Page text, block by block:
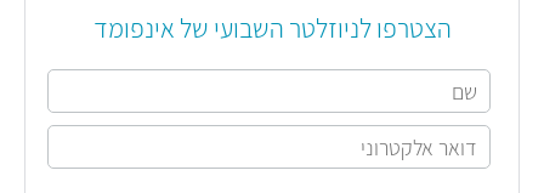
הצטרפו לניוזלטר השבועי של אינפומד